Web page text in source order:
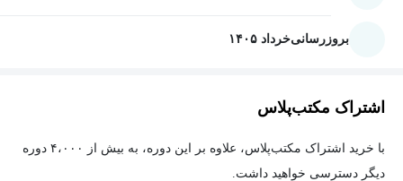
بروزرسانیخرداد ۱۴۰۵
اشتراک مکتب‌پلاس
با خرید اشتراک مکتب‌پلاس، علاوه بر این دوره، به بیش از ۴،۰۰۰ دوره
دیگر دسترسی خواهید داشت.